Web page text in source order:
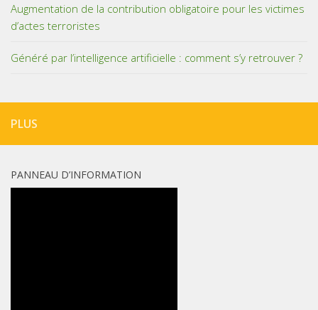
Augmentation de la contribution obligatoire pour les victimes
d’actes terroristes
Généré par l’intelligence artificielle : comment s’y retrouver ?
PLUS
PANNEAU D’INFORMATION